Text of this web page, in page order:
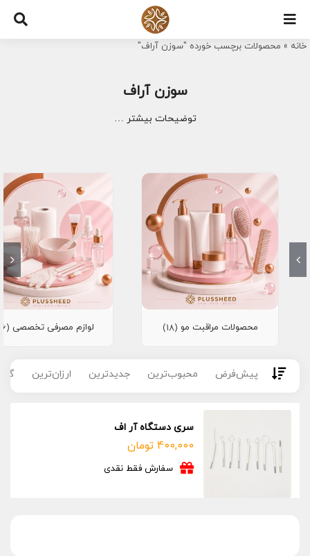
Skip
content
خانه » محصولات برچسب خورده "سوزن آراف"
سوزن آراف
توضیحات بیشتر …
محصولات مراقبت مو (18) لوازم مصرفی تخصصی (16)
پیش‌فرض محبوب‌ترین جدیدترین ارزان‌ترین
سری دستگاه آر اف
400,000 تومان
سفارش فقط نقدی